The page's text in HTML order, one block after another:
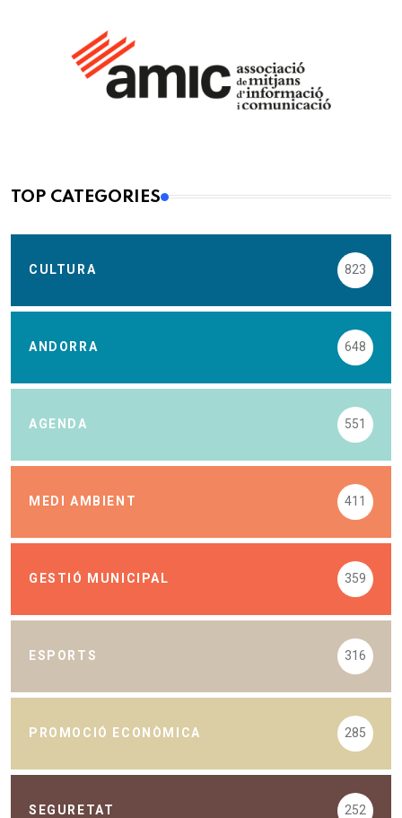
TOP CATEGORIES
CULTURA 823
ANDORRA 648
AGENDA 551
MEDI AMBIENT 411
GESTIÓ MUNICIPAL 359
ESPORTS 316
PROMOCIÓ ECONÒMICA 285
SEGURETAT 252